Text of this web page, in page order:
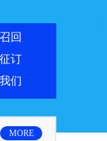
回
订
们
MORE